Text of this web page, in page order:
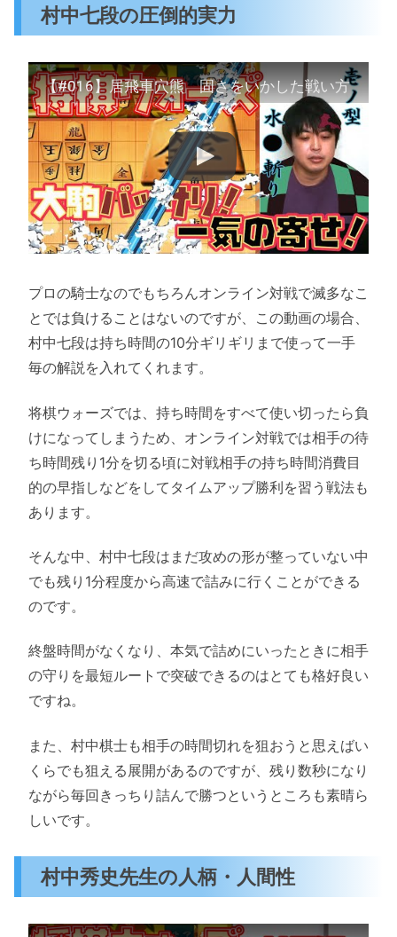
村中七段の圧倒的実力
【#016】居飛車穴熊 固さをいかした戦い方
プロの騎士なのでもちろんオンライン対戦で滅多なこ
とでは負けることはないのですが、この動画の場合、
村中七段は持ち時間の10分ギリギリまで使って一手
毎の解説を入れてくれます。
将棋ウォーズでは、持ち時間をすべて使い切ったら負
けになってしまうため、オンライン対戦では相手の待
ち時間残り1分を切る頃に対戦相手の持ち時間消費目
的の早指しなどをしてタイムアップ勝利を習う戦法も
あります。
そんな中、村中七段はまだ攻めの形が整っていない中
でも残り1分程度から高速で詰みに行くことができる
のです。
終盤時間がなくなり、本気で詰めにいったときに相手
の守りを最短ルートで突破できるのはとても格好良い
ですね。
また、村中棋士も相手の時間切れを狙おうと思えばい
くらでも狙える展開があるのですが、残り数秒になり
ながら毎回きっちり詰んで勝つというところも素晴ら
しいです。
村中秀史先生の人柄・人間性